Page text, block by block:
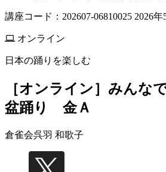
講座コード：202607-06810025 2026
オンライン
日本の踊りを楽しむ
［オンライン］みんな
盆踊り 金Ａ
倉雀会呉羽 和歌子